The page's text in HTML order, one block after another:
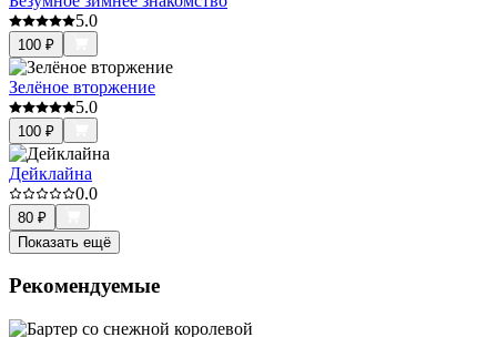
5.0
100 ₽
Зелёное вторжение
5.0
100 ₽
Дейклайна
0.0
80 ₽
Показать ещё
Рекомендуемые